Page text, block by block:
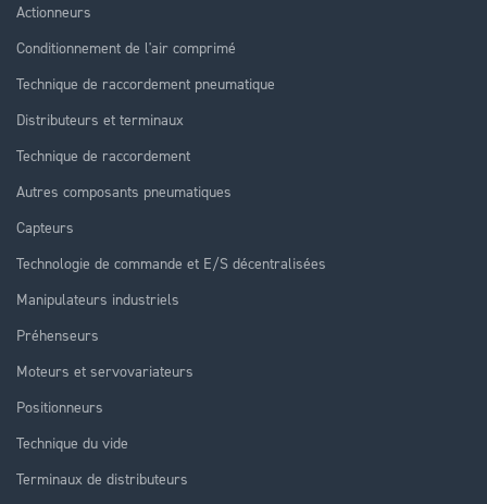
Actionneurs
Conditionnement de l'air comprimé
Technique de raccordement pneumatique
Distributeurs et terminaux
Technique de raccordement
Autres composants pneumatiques
Capteurs
Technologie de commande et E/S décentralisées
Manipulateurs industriels
Préhenseurs
Moteurs et servovariateurs
Positionneurs
Technique du vide
Terminaux de distributeurs